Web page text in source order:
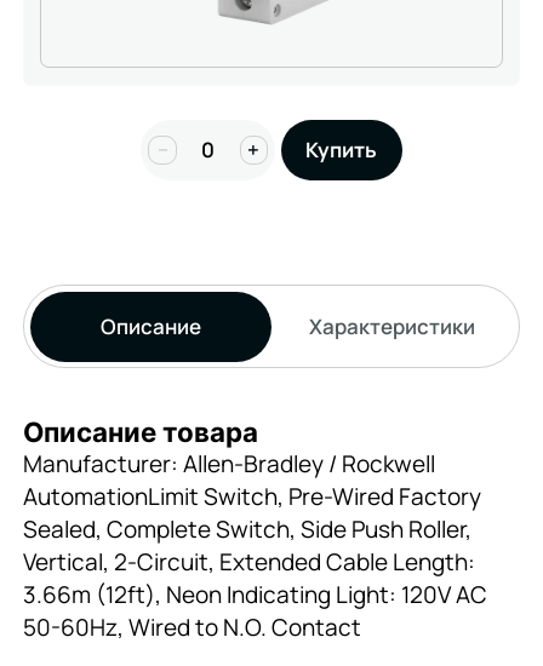
− + Купить
Описание Характеристики
Описание товара
Manufacturer: Allen-Bradley / Rockwell
AutomationLimit Switch, Pre-Wired Factory
Sealed, Complete Switch, Side Push Roller,
Vertical, 2-Circuit, Extended Cable Length:
3.66m (12ft), Neon Indicating Light: 120V AC
50-60Hz, Wired to N.O. Contact